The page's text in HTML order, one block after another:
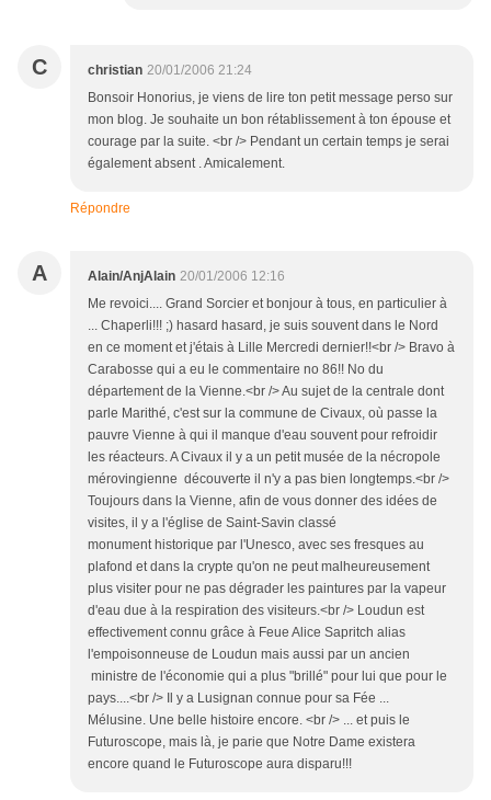
C christian 20/01/2006 21:24
Bonsoir Honorius, je viens de lire ton petit message perso sur
mon blog. Je souhaite un bon rétablissement à ton épouse et
courage par la suite. <br /> Pendant un certain temps je serai
également absent . Amicalement.
Répondre
A Alain/AnjAlain 20/01/2006 12:16
Me revoici.... Grand Sorcier et bonjour à tous, en particulier à
... Chaperli!!! ;) hasard hasard, je suis souvent dans le Nord
en ce moment et j'étais à Lille Mercredi dernier!!<br /> Bravo à
Carabosse qui a eu le commentaire no 86!! No du
département de la Vienne.<br /> Au sujet de la centrale dont
parle Marithé, c'est sur la commune de Civaux, où passe la
pauvre Vienne à qui il manque d'eau souvent pour refroidir
les réacteurs. A Civaux il y a un petit musée de la nécropole
mérovingienne découverte il n'y a pas bien longtemps.<br />
Toujours dans la Vienne, afin de vous donner des idées de
visites, il y a l'église de Saint-Savin classé
monument historique par l'Unesco, avec ses fresques au
plafond et dans la crypte qu'on ne peut malheureusement
plus visiter pour ne pas dégrader les paintures par la vapeur
d'eau due à la respiration des visiteurs.<br /> Loudun est
effectivement connu grâce à Feue Alice Sapritch alias
l'empoisonneuse de Loudun mais aussi par un ancien
ministre de l'économie qui a plus "brillé" pour lui que pour le
pays....<br /> Il y a Lusignan connue pour sa Fée ...
Mélusine. Une belle histoire encore. <br /> ... et puis le
Futuroscope, mais là, je parie que Notre Dame existera
encore quand le Futuroscope aura disparu!!!